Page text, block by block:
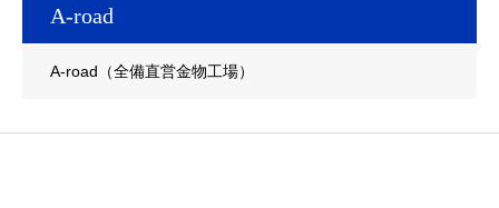
A-road
A-road（全備直営金物工場）